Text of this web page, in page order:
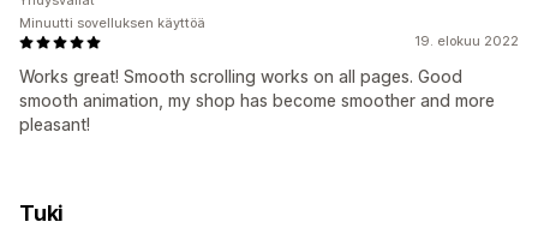
19. elokuu 2022
Works great! Smooth scrolling works on all pages. Good
smooth animation, my shop has become smoother and more
pleasant!
Minuutti sovelluksen käyttöä
Tuki